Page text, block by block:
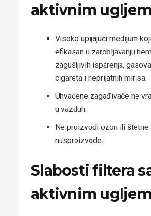
aktivnim ugljem
Visoko upijajući medijum
efikasan u zarobljavanju
zagušljivih isparenja,
cigareta i neprijatnih mirisa.
Uhvaćene zagađivače ne
u vazduh.
Ne proizvodi ozon ili štetne
nusproizvode.
Slabosti filtera
aktivnim ugljem